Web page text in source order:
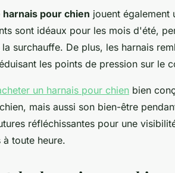
pour chien jouent également
sont idéaux pour les mois d'été,
surchauffe. De plus, les harnais
les points de pression sur le
un harnais pour chien bien
mais aussi son bien-être
réfléchissantes pour une
à toute heure.